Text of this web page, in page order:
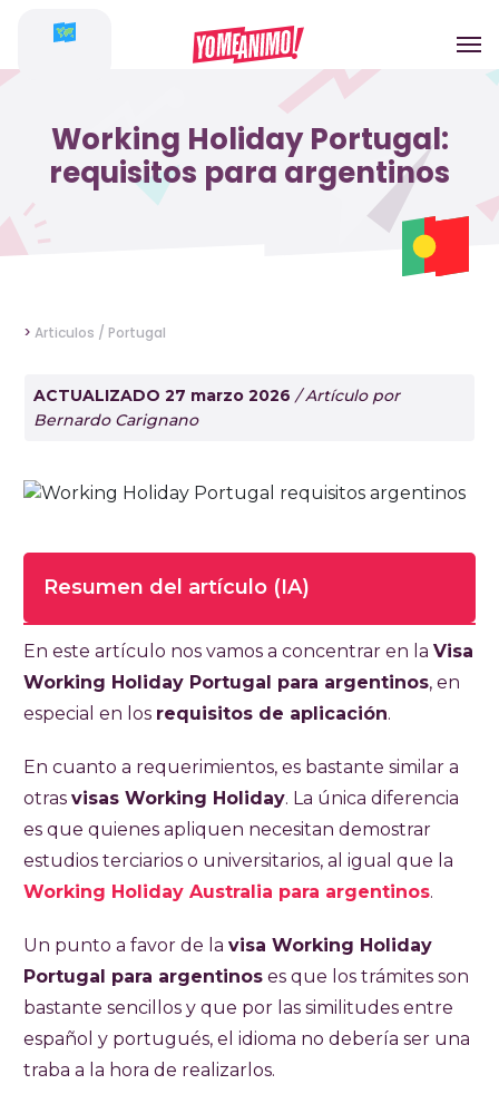
Working Holiday Portugal:
requisitos para argentinos
> Articulos / Portugal
ACTUALIZADO 27 marzo 2026 / Artículo por
Bernardo Carignano
Resumen del artículo (IA)
Tiempo de lectura completa del artículo
8 minutos
argentinos de entre 18 y 30 años vivir y
trabajar legalmente en Portugal por 12
meses. Se exige pasaporte vigente, certificado
de antecedentes penales con apostilla,
seguro médico con cobertura mínima de
inicial (15-20 días), pasaje de regreso o fondos
para adquirirlo, y demostrar estudios
terciarios completos o al menos dos años de
estudios universitarios (único junto con
Australia que lo requiere). El costo de la visa
En este artículo nos vamos a concentrar en la Visa
Working Holiday Portugal para argentinos, en
especial en los requisitos de aplicación.
En cuanto a requerimientos, es bastante similar a
otras visas Working Holiday. La única diferencia
es que quienes apliquen necesitan demostrar
estudios terciarios o universitarios, al igual que la
Working Holiday Australia para argentinos.
Un punto a favor de la visa Working Holiday
Portugal para argentinos es que los trámites son
bastante sencillos y que por las similitudes entre
español y portugués, el idioma no debería ser una
traba a la hora de realizarlos.